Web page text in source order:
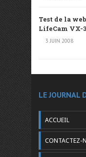
Test de la
LifeCam VX-
3 JUIN 2008
LE JOURNAL
ACCUEIL
CONTACTEZ-